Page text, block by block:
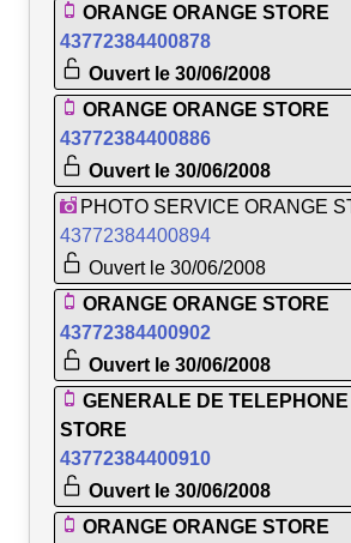
ORANGE ORANGE STORE
43772384400878
Ouvert le 30/06/2008
ORANGE ORANGE STORE
43772384400886
Ouvert le 30/06/2008
PHOTO SERVICE ORANGE
43772384400894
Ouvert le 30/06/2008
ORANGE ORANGE STORE
43772384400902
Ouvert le 30/06/2008
GENERALE DE
STORE
43772384400910
Ouvert le 30/06/2008
ORANGE ORANGE STORE